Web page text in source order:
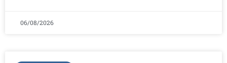
06/08/2026